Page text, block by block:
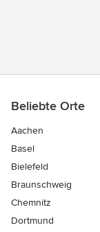
Beliebte Orte
Aachen
Basel
Bielefeld
Braunschweig
Chemnitz
Dortmund